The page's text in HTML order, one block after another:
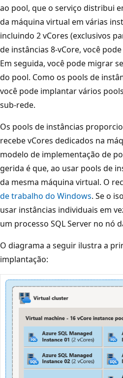
ao pool, que o serviço distribui
da máquina virtual em várias
incluindo 2 vCores (exclusivos
de instâncias 8-vCore, você
Em seguida, você pode migrar
do pool. Como os pools de
você pode implantar vários
sub-rede.
Os pools de instâncias
recebe vCores dedicados na
modelo de implementação de
gerida é que, ao usar pools de
da mesma máquina virtual. O
de trabalho do Windows. Se o
usar instâncias individuais em
um processo SQL Server no nó
O diagrama a seguir ilustra a
implantação: